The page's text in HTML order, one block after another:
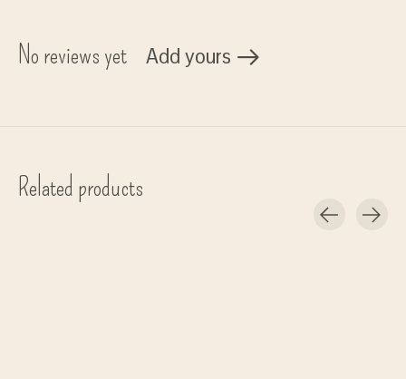
No reviews yet Add yours
Related products